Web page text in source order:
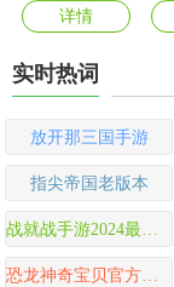
详情
实时热词
放开那三国手游
指尖帝国老版本
战就战手游2024最新版
恐龙神奇宝贝官方正版